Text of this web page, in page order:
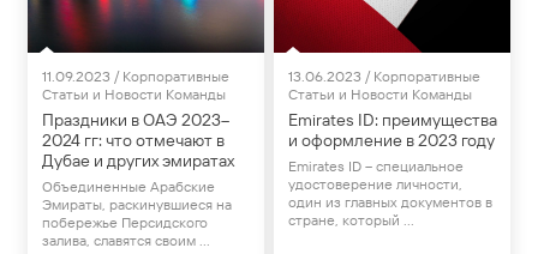
11.09.2023 / Корпоративные
Статьи и Новости Команды
Праздники в ОАЭ 2023–
2024 гг: что отмечают в
Дубае и других эмиратах
Объединенные Арабские
Эмираты, раскинувшиеся на
побережье Персидского
залива, славятся своим ...
13.06.2023 / Корпоративные
Статьи и Новости Команды
Emirates ID: преимущества
и оформление в 2023 году
Emirates ID – специальное
удостоверение личности,
один из главных документов в
стране, который ...